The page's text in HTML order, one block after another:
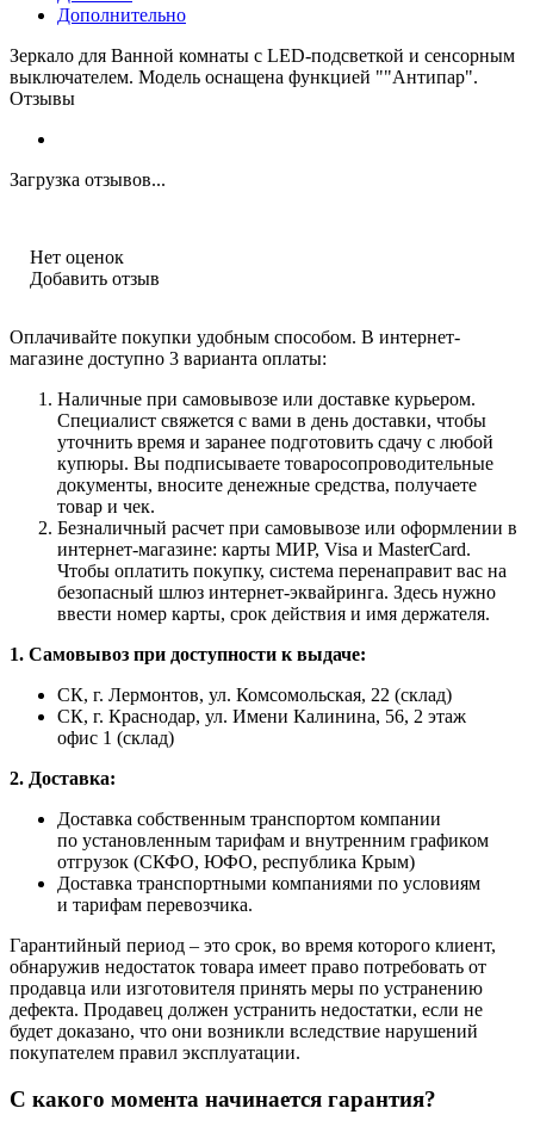
Дополнительно
Зеркало для Ванной комнаты с LED-подсветкой и сенсорным
выключателем. Модель оснащена функцией ""Антипар".
Отзывы
Загрузка отзывов...
Нет оценок
Добавить отзыв
Оплачивайте покупки удобным способом. В интернет-
магазине доступно 3 варианта оплаты:
Наличные при самовывозе или доставке курьером.
Специалист свяжется с вами в день доставки, чтобы
уточнить время и заранее подготовить сдачу с любой
купюры. Вы подписываете товаросопроводительные
документы, вносите денежные средства, получаете
товар и чек.
Безналичный расчет при самовывозе или оформлении в
интернет-магазине: карты МИР, Visa и MasterCard.
Чтобы оплатить покупку, система перенаправит вас на
безопасный шлюз интернет-эквайринга. Здесь нужно
ввести номер карты, срок действия и имя держателя.
1. Самовывоз при доступности к выдаче:
СК, г. Лермонтов, ул. Комсомольская, 22 (склад)
СК, г. Краснодар, ул. Имени Калинина, 56, 2 этаж
офис 1 (склад)
2. Доставка:
Доставка собственным транспортом компании
по установленным тарифам и внутренним графиком
отгрузок (СКФО, ЮФО, республика Крым)
Доставка транспортными компаниями по условиям
и тарифам перевозчика.
Гарантийный период – это срок, во время которого клиент,
обнаружив недостаток товара имеет право потребовать от
продавца или изготовителя принять меры по устранению
дефекта. Продавец должен устранить недостатки, если не
будет доказано, что они возникли вследствие нарушений
покупателем правил эксплуатации.
С какого момента начинается гарантия?